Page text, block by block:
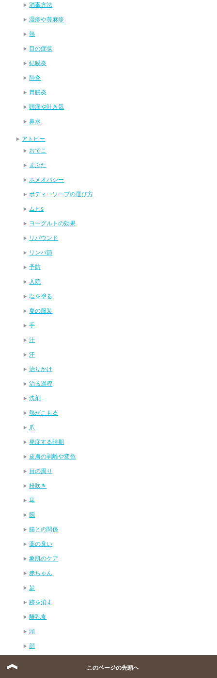
消毒方法
湿疹や蕁麻疹
熱
目の症状
結膜炎
肺炎
胃腸炎
頭痛や吐き気
鼻水
アトピー
おでこ
まぶた
ホメオパシー
ボディーソープの選び方
ムヒs
ヨーグルトの効果
リバウンド
リンパ節
予防
入院
塩を塗る
夏の服装
手
汁
汗
治りかけ
治る過程
洗剤
熱がこもる
爪
発症する時期
皮膚の剥離や変色
目の周り
粉吹き
耳
腕
腸との関係
薬の臭い
象肌のケア
赤ちゃん
足
跡を消す
離乳食
頭
顔
このページの先頭へ